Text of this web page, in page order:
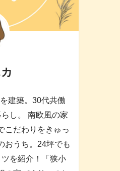
建築。30代共働
し。 南欧風の家
こだわりをきゅっ
おうち。24坪でも
を紹介！「狭小